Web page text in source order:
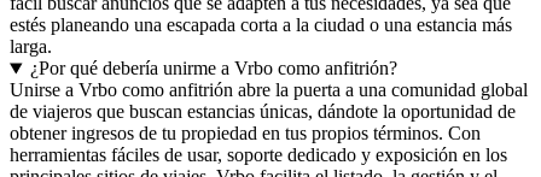
estés planeando una escapada corta a la ciudad o una estancia más
larga.
¿Por qué debería unirme a Vrbo como anfitrión?
Unirse a Vrbo como anfitrión abre la puerta a una comunidad global
de viajeros que buscan estancias únicas, dándote la oportunidad de
obtener ingresos de tu propiedad en tus propios términos. Con
herramientas fáciles de usar, soporte dedicado y exposición en los